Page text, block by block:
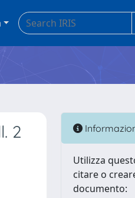
2
Utilizza
citare o
documento: